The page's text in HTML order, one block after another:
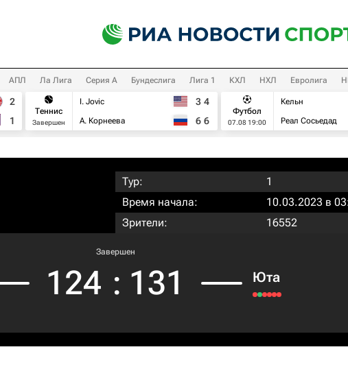
АПЛ Ла Лига Серия А Бундеслига Лига 1 КХЛ НХЛ Евролига
2
1
Теннис
Завершен
I. Jovic
А. Корнеева
3 4
6 6
Футбол
07.08 19:00
Кельн
Реал Сосьедад
Тур:
1
Время начала:
10.03.2023 в
Зрители:
16552
Завершен
124 : 131 Юта